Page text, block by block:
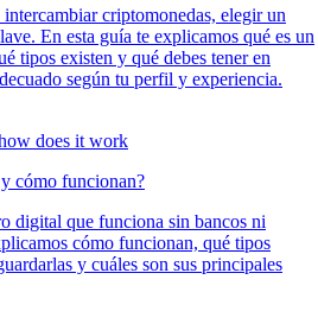
criptomonedas, elegir un
En esta guía te explicamos qué es un
tipos existen y qué debes tener en
según tu perfil y experiencia.
cómo funcionan?
digital que funciona sin bancos ni
cómo funcionan, qué tipos
y cuáles son sus principales